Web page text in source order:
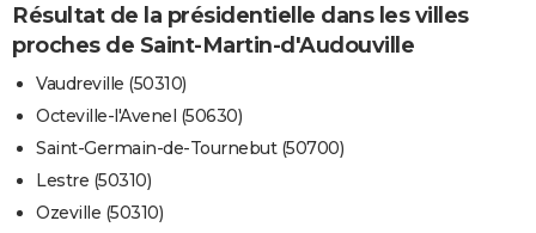
Résultat de la présidentielle dans les villes
proches de Saint-Martin-d'Audouville
Vaudreville (50310)
Octeville-l'Avenel (50630)
Saint-Germain-de-Tournebut (50700)
Lestre (50310)
Ozeville (50310)